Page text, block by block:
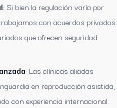
: Si bien la regulación varía por
con acuerdos privados
que ofrecen seguridad
: Las clínicas aliadas
en reproducción asistida,
con experiencia internacional.